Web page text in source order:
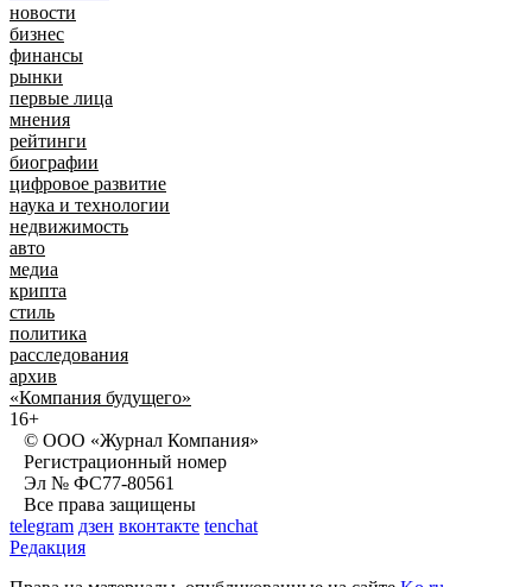
новости
бизнес
финансы
рынки
первые лица
мнения
рейтинги
биографии
цифровое развитие
наука и технологии
недвижимость
авто
медиа
крипта
стиль
политика
расследования
архив
«Компания будущего»
16+
© ООО «Журнал Компания»
Регистрационный номер
Эл № ФС77-80561
Все права защищены
telegram дзен вконтакте tenchat
Редакция